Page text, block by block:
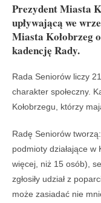
Prezydent Miasta
upływającą we
Miasta Kołobrzeg
kadencję Rady.
Rada Seniorów liczy
charakter społeczny.
Kołobrzegu, którzy
Radę Seniorów
podmioty działające w
więcej, niż 15 osób),
zgłosiły udział z
może zasiadać nie